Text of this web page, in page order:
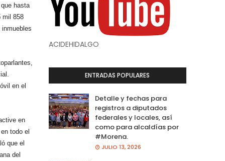
hasta
mil 858
en el
en
todo el
que el
del
ACIDEHIDALGO
ENTRADAS POPULARES
Detalle y fechas para
registros a diputados
federales y locales, así
como para alcaldías por
#Morena.
JULIO 13, 2026